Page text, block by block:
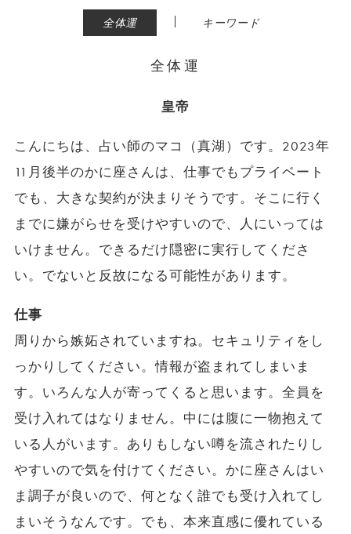
全体運 | キーワード
全体運
皇帝
こんにちは、占い師のマコ（真湖）です。2023年
11月後半のかに座さんは、仕事でもプライベート
でも、大きな契約が決まりそうです。そこに行く
までに嫌がらせを受けやすいので、人にいっては
いけません。できるだけ隠密に実行してくださ
い。でないと反故になる可能性があります。
仕事
周りから嫉妬されていますね。セキュリティをし
っかりしてください。情報が盗まれてしまいま
す。いろんな人が寄ってくると思います。全員を
受け入れてはなりません。中には腹に一物抱えて
いる人がいます。ありもしない噂を流されたりし
やすいので気を付けてください。かに座さんはい
ま調子が良いので、何となく誰でも受け入れてし
まいそうなんです。でも、本来直感に優れている